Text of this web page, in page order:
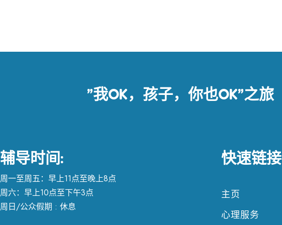
”我OK，孩子，你也OK”之旅
辅导时间:
周一至周五：早上11点至晚上8点
周六：早上10点至下午3点
周日/公众假期 : 休息
快速链接
主页
心理服务